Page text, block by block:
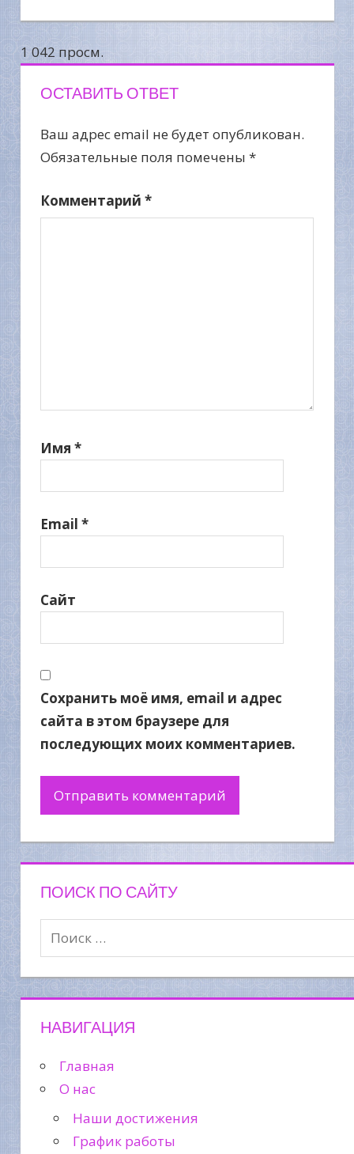
по
записям
1 042 просм.
ОСТАВИТЬ ОТВЕТ
Ваш адрес email не будет опубликован.
Обязательные поля помечены *
Комментарий *
Имя *
Email *
Сайт
Сохранить моё имя, email и адрес
сайта в этом браузере для
последующих моих комментариев.
ПОИСК ПО САЙТУ
НАВИГАЦИЯ
Главная
О нас
Наши достижения
График работы